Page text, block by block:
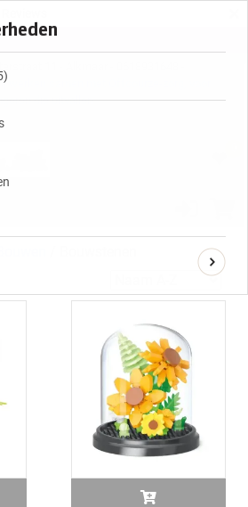
11 - Alkmaar - 0618931648 -
werken samen met Offcourze-zorg, voor
die uitvallen